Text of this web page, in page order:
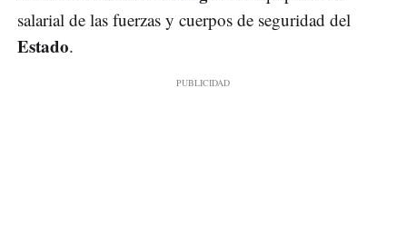
salarial de las fuerzas y cuerpos de seguridad del
Estado.